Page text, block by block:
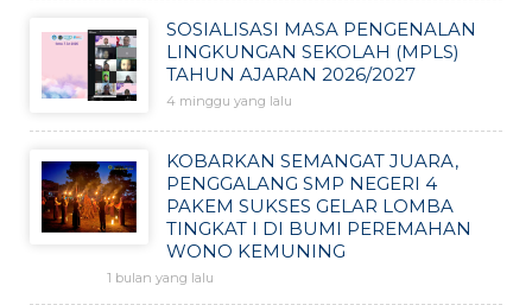
SOSIALISASI MASA PENGENALAN
LINGKUNGAN SEKOLAH (MPLS)
TAHUN AJARAN 2026/2027
4 minggu yang lalu
KOBARKAN SEMANGAT JUARA,
PENGGALANG SMP NEGERI 4
PAKEM SUKSES GELAR LOMBA
TINGKAT I DI BUMI PEREMAHAN
WONO KEMUNING
1 bulan yang lalu